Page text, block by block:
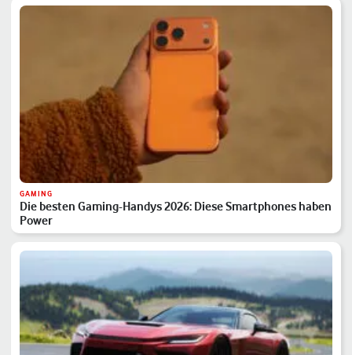
GAMING
Die besten Gaming-Handys 2026: Diese Smartphones haben
Power